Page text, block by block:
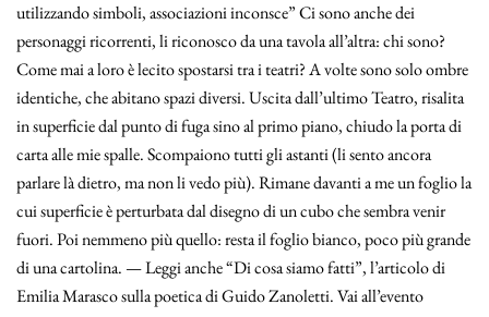
utilizzando simboli, associazioni inconsce” Ci sono anche dei
personaggi ricorrenti, li riconosco da una tavola all’altra: chi sono?
Come mai a loro è lecito spostarsi tra i teatri? A volte sono solo ombre
identiche, che abitano spazi diversi. Uscita dall’ultimo Teatro, risalita
in superficie dal punto di fuga sino al primo piano, chiudo la porta di
carta alle mie spalle. Scompaiono tutti gli astanti (li sento ancora
parlare là dietro, ma non li vedo più). Rimane davanti a me un foglio la
cui superficie è perturbata dal disegno di un cubo che sembra venir
fuori. Poi nemmeno più quello: resta il foglio bianco, poco più grande
di una cartolina. — Leggi anche “Di cosa siamo fatti”, l’articolo di
Emilia Marasco sulla poetica di Guido Zanoletti. Vai all’evento